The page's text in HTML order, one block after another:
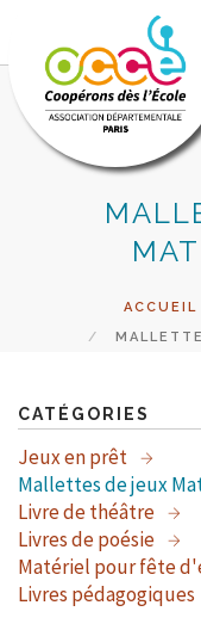
L'OCCE DE PARIS
GERER SA
RECHERCHER
CONTACT
ACCUEIL
CATÉGORIES
Jeux en prêt
Mallettes de jeux
Livre de théâtre
Livres de poésie
Matériel pour fête
Livres pédagogiques